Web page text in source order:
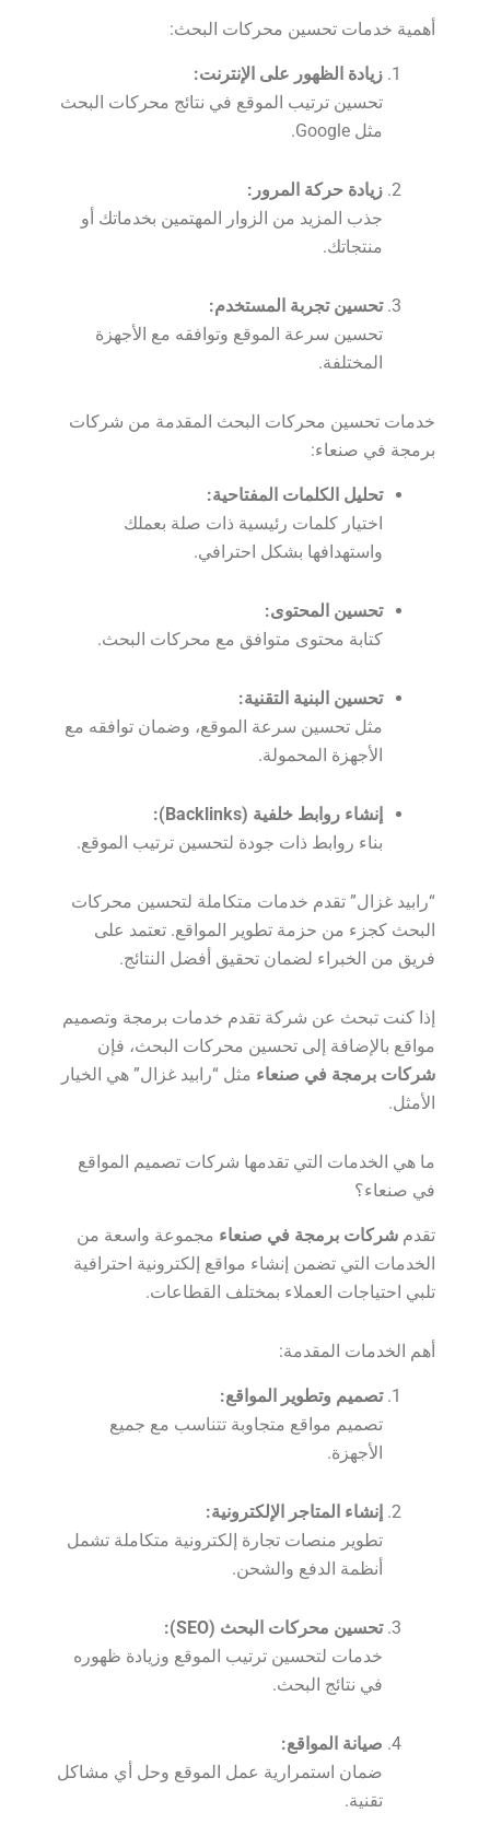
أهمية خدمات تحسين محركات البحث:
زيادة الظهور على الإنترنت:
تحسين ترتيب الموقع في نتائج محركات البحث
مثل Google.
زيادة حركة المرور:
جذب المزيد من الزوار المهتمين بخدماتك أو
منتجاتك.
تحسين تجربة المستخدم:
تحسين سرعة الموقع وتوافقه مع الأجهزة
المختلفة.
خدمات تحسين محركات البحث المقدمة من شركات
برمجة في صنعاء:
تحليل الكلمات المفتاحية:
اختيار كلمات رئيسية ذات صلة بعملك
واستهدافها بشكل احترافي.
تحسين المحتوى:
كتابة محتوى متوافق مع محركات البحث.
تحسين البنية التقنية:
مثل تحسين سرعة الموقع، وضمان توافقه مع
الأجهزة المحمولة.
إنشاء روابط خلفية (Backlinks):
بناء روابط ذات جودة لتحسين ترتيب الموقع.
“رابيد غزال” تقدم خدمات متكاملة لتحسين محركات
البحث كجزء من حزمة تطوير المواقع. تعتمد على
فريق من الخبراء لضمان تحقيق أفضل النتائج.
إذا كنت تبحث عن شركة تقدم خدمات برمجة وتصميم
مواقع بالإضافة إلى تحسين محركات البحث، فإن
شركات برمجة في صنعاءمثل “رابيد غزال” هي الخيار
الأمثل.
ما هي الخدمات التي تقدمها شركات تصميم المواقع
في صنعاء؟
تقدمشركات برمجة في صنعاءمجموعة واسعة من
الخدمات التي تضمن إنشاء مواقع إلكترونية احترافية
تلبي احتياجات العملاء بمختلف القطاعات.
أهم الخدمات المقدمة:
تصميم وتطوير المواقع:
تصميم مواقع متجاوبة تتناسب مع جميع
الأجهزة.
إنشاء المتاجر الإلكترونية:
تطوير منصات تجارة إلكترونية متكاملة تشمل
أنظمة الدفع والشحن.
تحسين محركات البحث (SEO):
خدمات لتحسين ترتيب الموقع وزيادة ظهوره
في نتائج البحث.
صيانة المواقع:
ضمان استمرارية عمل الموقع وحل أي مشاكل
تقنية.